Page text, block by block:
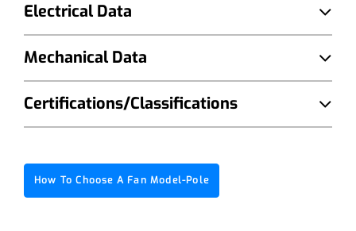
Electrical Data
Mechanical Data
Certifications/Classifications
How To Choose A Fan Model-Pole